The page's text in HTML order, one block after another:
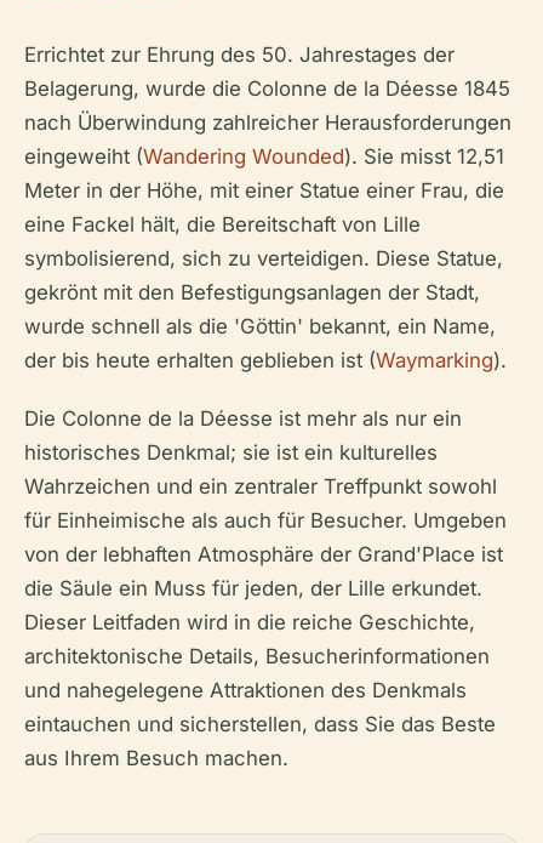
Errichtet zur Ehrung des 50. Jahrestages der
Belagerung, wurde die Colonne de la Déesse 1845
nach Überwindung zahlreicher Herausforderungen
eingeweiht (Wandering Wounded). Sie misst 12,51
Meter in der Höhe, mit einer Statue einer Frau, die
eine Fackel hält, die Bereitschaft von Lille
symbolisierend, sich zu verteidigen. Diese Statue,
gekrönt mit den Befestigungsanlagen der Stadt,
wurde schnell als die 'Göttin' bekannt, ein Name,
der bis heute erhalten geblieben ist (Waymarking).
Die Colonne de la Déesse ist mehr als nur ein
historisches Denkmal; sie ist ein kulturelles
Wahrzeichen und ein zentraler Treffpunkt sowohl
für Einheimische als auch für Besucher. Umgeben
von der lebhaften Atmosphäre der Grand'Place ist
die Säule ein Muss für jeden, der Lille erkundet.
Dieser Leitfaden wird in die reiche Geschichte,
architektonische Details, Besucherinformationen
und nahegelegene Attraktionen des Denkmals
eintauchen und sicherstellen, dass Sie das Beste
aus Ihrem Besuch machen.